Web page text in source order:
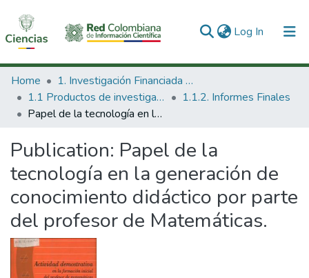
Log In (current)
Communities & Collections
All of DSpace
Home
1. Investigación Financiada con Recursos Públicos
1.1 Productos de investigación
1.1.2. Informes Finales
Papel de la tecnología en la generación de conocimiento didáctico por parte del profesor de Matemáticas.
Publication: Papel de la
tecnología en la generación de
conocimiento didáctico por parte
del profesor de Matemáticas.